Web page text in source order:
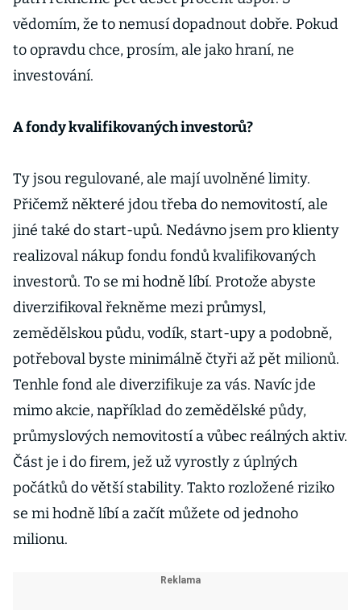
vědomím, že to nemusí dopadnout dobře. Pokud
to opravdu chce, prosím, ale jako hraní, ne
investování.
A fondy kvalifikovaných investorů?
Ty jsou regulované, ale mají uvolněné limity.
Přičemž některé jdou třeba do nemovitostí, ale
jiné také do start-upů. Nedávno jsem pro klienty
realizoval nákup fondu fondů kvalifikovaných
investorů. To se mi hodně líbí. Protože abyste
diverzifikoval řekněme mezi průmysl,
zemědělskou půdu, vodík, start-upy a podobně,
potřeboval byste minimálně čtyři až pět milionů.
Tenhle fond ale diverzifikuje za vás. Navíc jde
mimo akcie, například do zemědělské půdy,
průmyslových nemovitostí a vůbec reálných aktiv.
Část je i do firem, jež už vyrostly z úplných
počátků do větší stability. Takto rozložené riziko
se mi hodně líbí a začít můžete od jednoho
milionu.